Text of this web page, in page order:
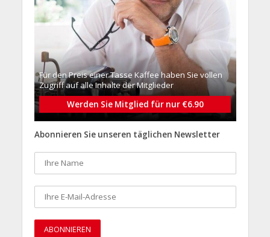
Für den Preis einer Tasse Kaffee haben Sie vollen
Zugriff auf alle Inhalte der Mitglieder
Werden Sie Mitglied für nur €6.90
Abonnieren Sie unseren täglichen Newsletter